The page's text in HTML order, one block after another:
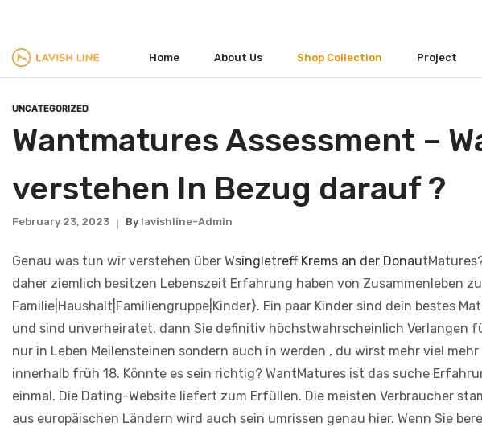
Home About Us Shop Collection Project
UNCATEGORIZED
Wantmatures Assessment –
verstehen In Bezug darauf ?
February 23, 2023 By Lavishline-Admin
Genau was tun wir verstehen über Wsingletreff Krems an der Donau
daher ziemlich besitzen Lebenszeit Erfahrung haben von Zusammenleben
Familie|Haushalt|Familiengruppe|Kinder}. Ein paar Kinder sind dein bestes
und sind unverheiratet, dann Sie definitiv höchstwahrscheinlich Verlangen
nur in Leben Meilensteinen sondern auch in werden , du wirst mehr viel
innerhalb früh 18. Könnte es sein richtig? WantMatures ist das suche
einmal. Die Dating-Website liefert zum Erfüllen. Die meisten Verbraucher
aus europäischen Ländern wird auch sein umrissen genau hier. Wenn Sie